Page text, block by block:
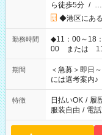
ら徒歩5分 / …
◆港区にあ
勤務時間
◆11：00～18
00 または 11：30～18：
ば前職が、 在
スタッフ スイ
業界から入社
期間
＜急募＞即日
には選考案内♪
特徴 日払いOK / 履
服装自由 / 電